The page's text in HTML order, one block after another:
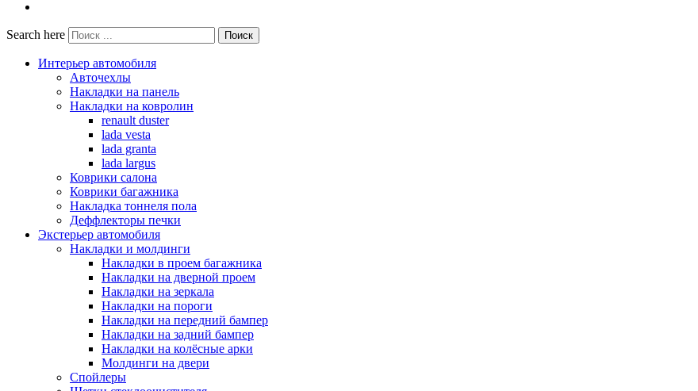
Search here Поиск
Интерьер автомобиля
Авточехлы
Накладки на панель
Накладки на ковролин
renault duster
lada vesta
lada granta
lada largus
Коврики салона
Коврики багажника
Накладка тоннеля пола
Деффлекторы печки
Экстерьер автомобиля
Накладки и молдинги
Накладки в проем багажника
Накладки на дверной проем
Накладки на зеркала
Накладки на пороги
Накладки на передний бампер
Накладки на задний бампер
Накладки на колёсные арки
Молдинги на двери
Спойлеры